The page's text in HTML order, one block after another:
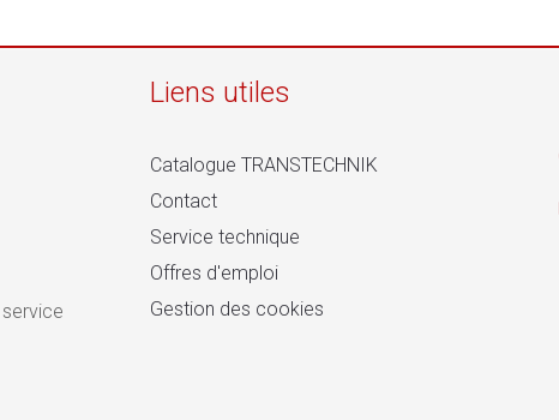
Liens utiles
Catalogue TRANSTECHNIK
Contact
Service technique
Offres d'emploi
Gestion des cookies